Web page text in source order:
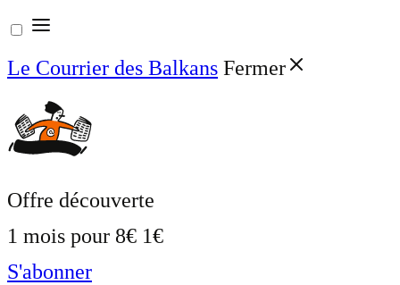
Aller
au
contenu
Le Courrier des Balkans Fermer
Offre découverte
1 mois pour 8€ 1€
S'abonner